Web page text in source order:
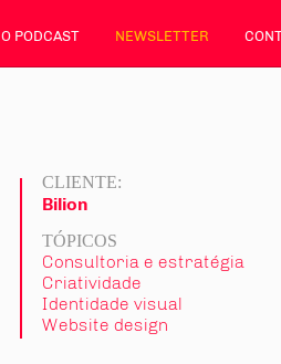
O PODCAST NEWSLETTER
CLIENTE:
Bilion
TÓPICOS
Consultoria e estratégia
Criatividade
Identidade visual
Website design